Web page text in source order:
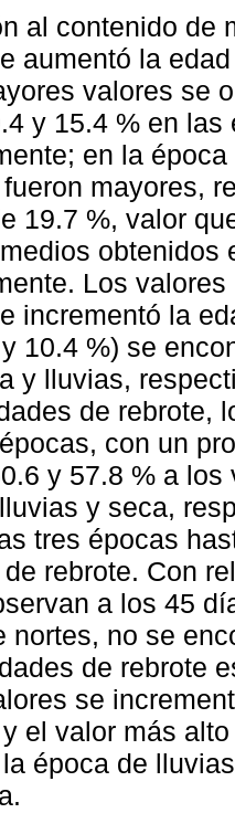
al contenido de
aumentó la
valores se
y 15.4 % en
en la
mayores,
19.7 %, valor
obtenidos
Los
incrementó la
10.4 %) se
y lluvias,
de rebrote,
con un
y 57.8 % a
y seca,
tres épocas
rebrote. Con
a los 45
nortes, no se
de rebrote
se
el valor más
época de